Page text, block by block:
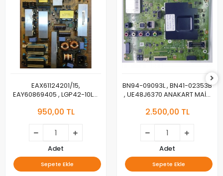
EAX61124201/15,
EAY60869405 , LGP42-10LS,
42LD450C, POWER BOARD,
950,00 TL
Adet
Sepete Ekle
BN94-09093L , BN41-02353B
, UE48J6370 ANAKART MAİN
2.500,00 TL
Adet
Sepete Ekle